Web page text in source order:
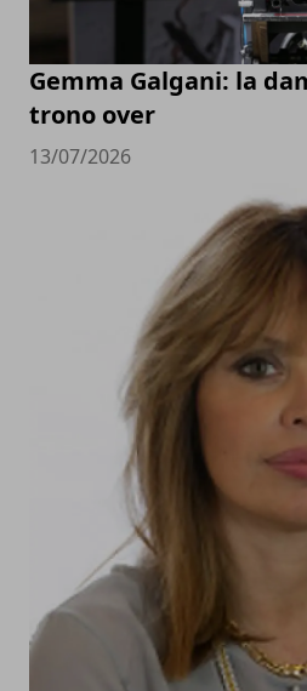
Gemma Galgani: la
trono over
13/07/2026